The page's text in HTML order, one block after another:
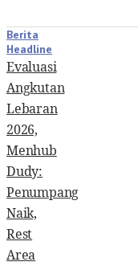
Berita
Headline
Evaluasi
Angkutan
Lebaran
2026,
Menhub
Dudy:
Penumpang
Naik,
Rest
Area